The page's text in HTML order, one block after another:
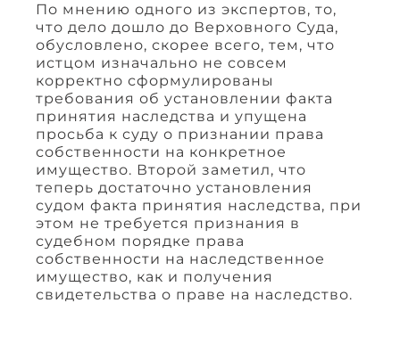
По мнению одного из экспертов, то,
что дело дошло до Верховного Суда,
обусловлено, скорее всего, тем, что
истцом изначально не совсем
корректно сформулированы
требования об установлении факта
принятия наследства и упущена
просьба к суду о признании права
собственности на конкретное
имущество. Второй заметил, что
теперь достаточно установления
судом факта принятия наследства, при
этом не требуется признания в
судебном порядке права
собственности на наследственное
имущество, как и получения
свидетельства о праве на наследство.